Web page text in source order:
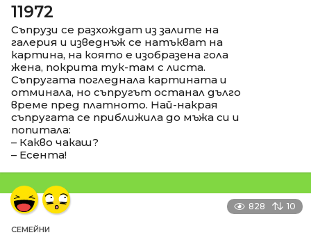
11972
Съпрузи се разхождат из залите на
галерия и изведнъж се натъкват на
картина, на която е изобразена гола
жена, покрита тук-там с листа.
Съпругата погледнала картината и
отминала, но съпругът останал дълго
време пред платното. Най-накрая
съпругата се приближила до мъжа си и
попитала:
– Какво чакаш?
– Есента!
828 10
СЕМЕЙНИ